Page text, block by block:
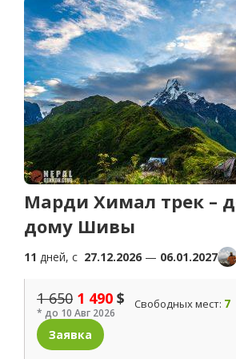
Марди Химал трек –
дому Шивы
11 дней, c 27.12.2026 — 06.01.2027
1 650 1 490 $
* до 10 Авг 2026
Свободных мест: 7
Заявка